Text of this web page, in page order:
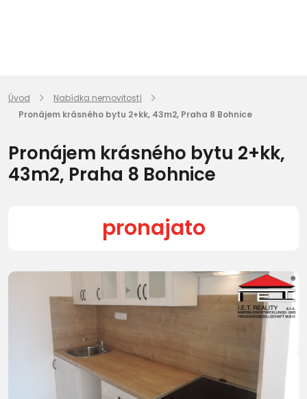
Úvod
Nabídka nemovitostí
Pronájem krásného bytu 2+kk, 43m2, Praha 8 Bohnice
Pronájem krásného bytu 2+kk,
43m2, Praha 8 Bohnice
pronajato
Další fotografie (24)